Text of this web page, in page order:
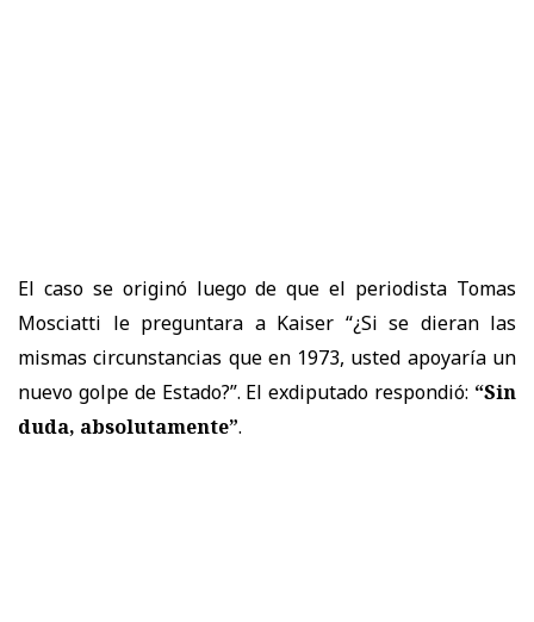
El caso se originó luego de que el periodista Tomas
Mosciatti le preguntara a Kaiser “¿Si se dieran las
mismas circunstancias que en 1973, usted apoyaría un
nuevo golpe de Estado?”. El exdiputado respondió: “Sin
duda, absolutamente”.